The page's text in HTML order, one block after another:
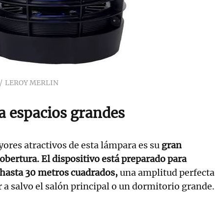
LEROY MERLIN
espacios grandes
atractivos de esta lámpara es su gran
El dispositivo está preparado para
30 metros cuadrados,una amplitud perfecta
a salvo el salón principal o un dormitorio grande.